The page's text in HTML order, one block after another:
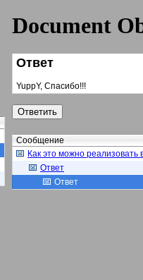
Document
Ответ
YuppY, Спасибо!!!
Сообщение
Как это можно реализовать
Ответ
Ответ